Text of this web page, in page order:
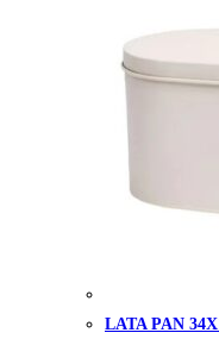
LATA PAN